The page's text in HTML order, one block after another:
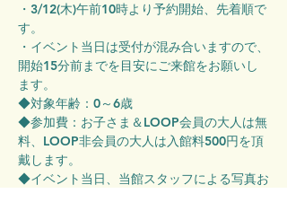
・3/12(木)午前10時より予約開始、先着順で
す。
・イベント当日は受付が混み合いますので、
開始15分前までを目安にご来館をお願いし
ます。
◆対象年齢：0～6歳
◆参加費：お子さま＆LOOP会員の大人は無
料、LOOP非会員の大人は入館料500円を頂
戴します。
◆イベント当日、当館スタッフによる写真お